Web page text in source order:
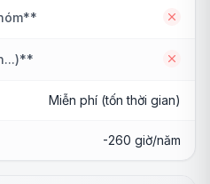
No
No
Miễn phí (tốn thời gian)
-260 giờ/năm